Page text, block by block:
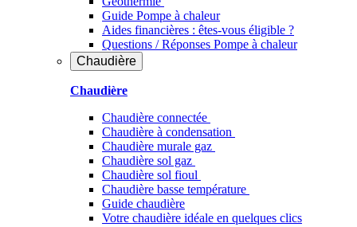
Guide Pompe à chaleur
Aides financières : êtes-vous éligible ?
Questions / Réponses Pompe à chaleur
Chaudière
Chaudière
Chaudière connectée
Chaudière à condensation
Chaudière murale gaz
Chaudière sol gaz
Chaudière sol fioul
Chaudière basse température
Guide chaudière
Votre chaudière idéale en quelques clics